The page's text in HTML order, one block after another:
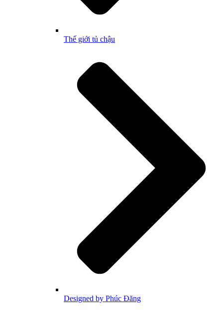
Thế giới tủ chậu
Designed by Phúc Đăng